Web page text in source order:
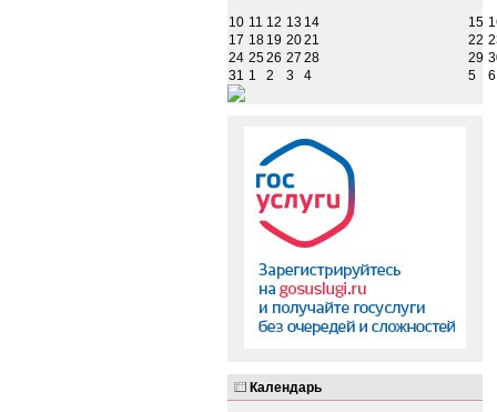
10 11 12 13 14 15
17 18 19 2021 22
24 2526 27 28 29
31 1 2 3 4 5 6
Календарь